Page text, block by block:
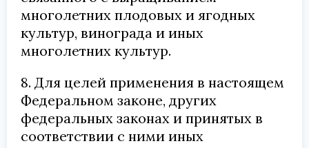
многолетних плодовых и ягодных
культур, винограда и иных
многолетних культур.
8. Для целей применения в настоящем
Федеральном законе, других
федеральных законах и принятых в
соответствии с ними иных